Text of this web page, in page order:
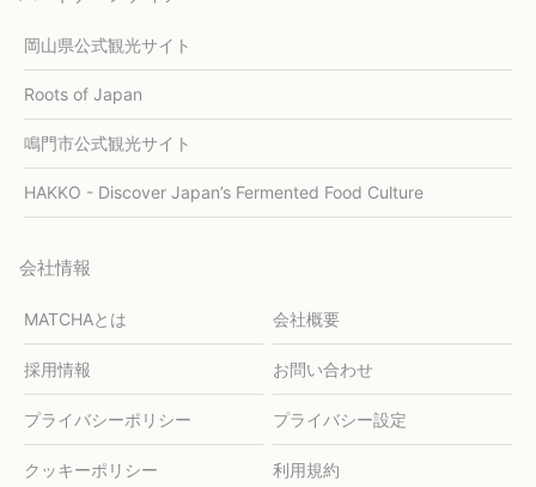
岡山県公式観光サイト
Roots of Japan
鳴門市公式観光サイト
HAKKO - Discover Japan’s Fermented Food Culture
会社情報
MATCHAとは 会社概要
採用情報 お問い合わせ
プライバシーポリシー プライバシー設定
クッキーポリシー 利用規約